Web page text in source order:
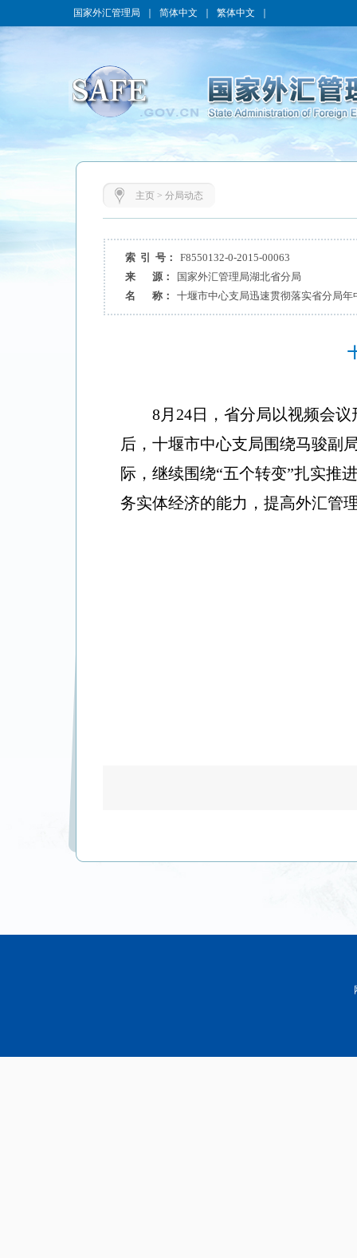
国家外汇管理局 简体中文 繁体中文
主页> 分局动态
索 引 号：
F8550132-0-2015-00063
来 源：
国家外汇管理局湖北省分局
名 称：
十堰市中心支局迅速贯彻落实省分局年
8月24日，省分局以视频会
后，十堰市中心支局围绕马骏副
际，继续围绕“五个转变”扎实推
务实体经济的能力，提高外汇管